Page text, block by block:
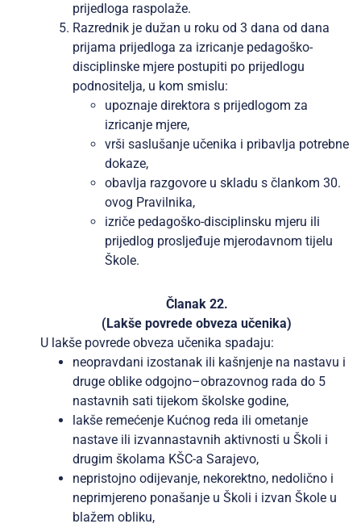
prijedloga raspolaže.
Razrednik je dužan u roku od 3 dana od dana
prijama prijedloga za izricanje pedagoško-
disciplinske mjere postupiti po prijedlogu
podnositelja, u kom smislu:
upoznaje direktora s prijedlogom za
izricanje mjere,
vrši saslušanje učenika i pribavlja potrebne
dokaze,
obavlja razgovore u skladu s člankom 30.
ovog Pravilnika,
izriče pedagoško-disciplinsku mjeru ili
prijedlog prosljeđuje mjerodavnom tijelu
Škole.
Članak 22.
(Lakše povrede obveza učenika)
U lakše povrede obveza učenika spadaju:
neopravdani izostanak ili kašnjenje na nastavu i
druge oblike odgojno–obrazovnog rada do 5
nastavnih sati tijekom školske godine,
lakše remećenje Kućnog reda ili ometanje
nastave ili izvannastavnih aktivnosti u Školi i
drugim školama KŠC-a Sarajevo,
nepristojno odijevanje, nekorektno, nedolično i
neprimjereno ponašanje u Školi i izvan Škole u
blažem obliku,